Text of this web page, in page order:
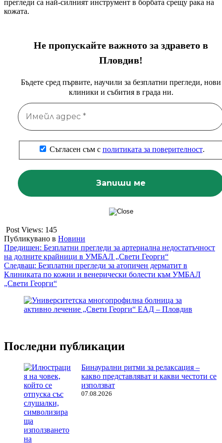
прегледи са най-силният инструмент в борбата срещу рака на
кожата.
Не пропускайте важното за здравето в
Пловдив!
Бъдете сред първите, научили за безплатни прегледи, нови
клиники и събития в града ни.
Съгласен съм с политиката за поверителност.
Post Views: 145
Публикувано в Новини
Навигация
Предишен: Безплатни прегледи за артериална недостатъчност
на долните крайници в УМБАЛ „Свети Георги“
Следващ: Безплатни прегледи за атопичен дерматит в
Клиниката по кожни и венерически болести към УМБАЛ
„Свети Георги“
Последни публикации
Бинаурални ритми за релаксация –
какво представляват и какви честоти се
използват
07.08.2026